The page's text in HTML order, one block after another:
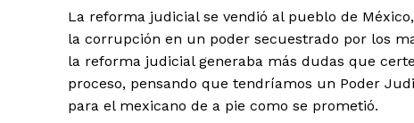
La reforma judicial se vendió al pueblo de
la corrupción en un poder secuestrado por los
la reforma judicial generaba más dudas que
proceso, pensando que tendríamos un Poder
para el mexicano de a pie como se prometió.